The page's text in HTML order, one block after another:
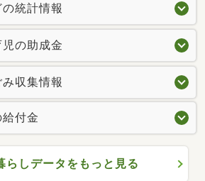
統計情報
の助成金
収集情報
付金
らしデータをもっと見る